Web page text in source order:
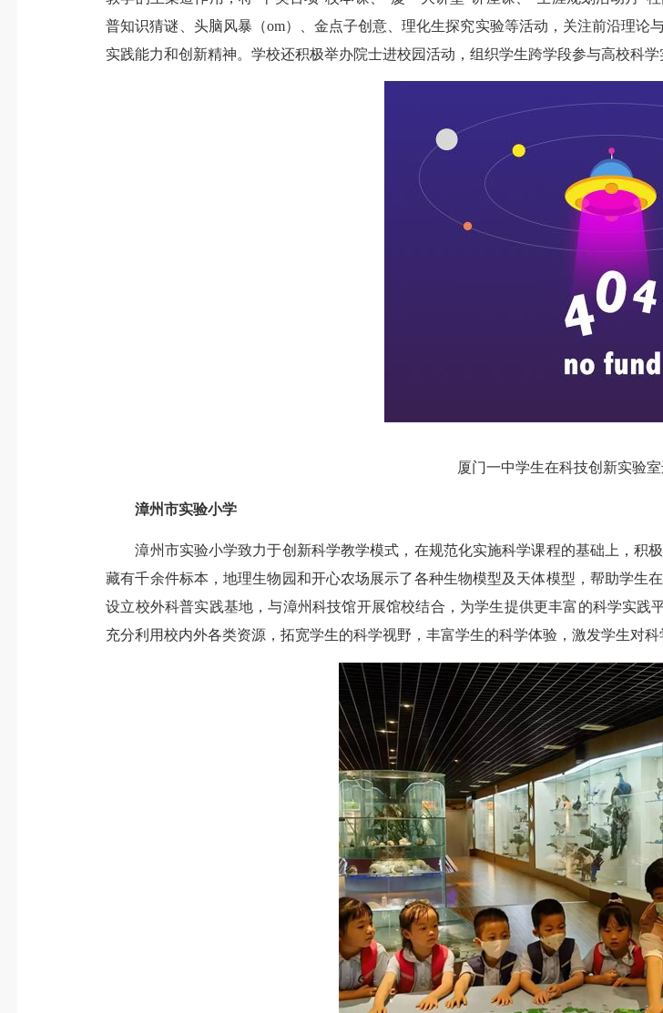
普知识猜谜、头脑风暴（om）、金点子创意、理化生探究实验等活动，关注前沿理
实践能力和创新精神。学校还积极举办院士进校园活动，组织学生跨学段参与高校科
厦门一中学生在科技创新实验
漳州市实验小学
漳州市实验小学致力于创新科学教学模式，在规范化实施科学课程的基础上，积
藏有千余件标本，地理生物园和开心农场展示了各种生物模型及天体模型，帮助学生
设立校外科普实践基地，与漳州科技馆开展馆校结合，为学生提供更丰富的科学实践
充分利用校内外各类资源，拓宽学生的科学视野，丰富学生的科学体验，激发学生对科